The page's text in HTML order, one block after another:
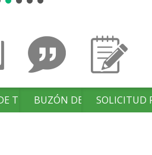
TRÁMITES
BUZÓN DE SUGERENCIAS
SOLICITUD